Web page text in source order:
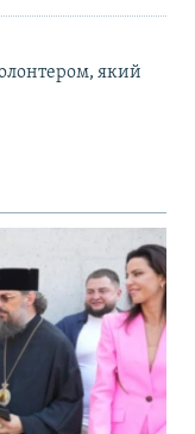
який